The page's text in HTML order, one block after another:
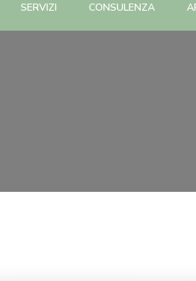
SERVIZI CONSULENZA